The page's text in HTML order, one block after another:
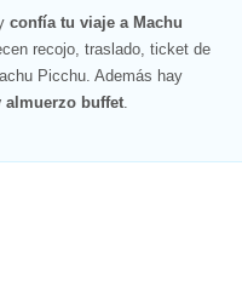
confía tu viaje a Machu
recojo, traslado, ticket de
Picchu. Además hay
almuerzo buffet.